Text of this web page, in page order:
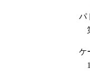
パ
ケ